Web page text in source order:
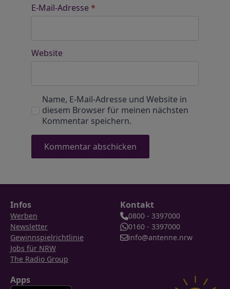
E-Mail-Adresse *
Website
Name, E-Mail-Adresse und Website in
diesem Browser für meinen nächsten
Kommentar speichern.
Infos
Werben
Newsletter
Gewinnspielrichtlinie
Jobs für NRW
The Radio Group
Kontakt
0800 - 3397000
0160 - 3397000
info@antenne.nrw
Apps